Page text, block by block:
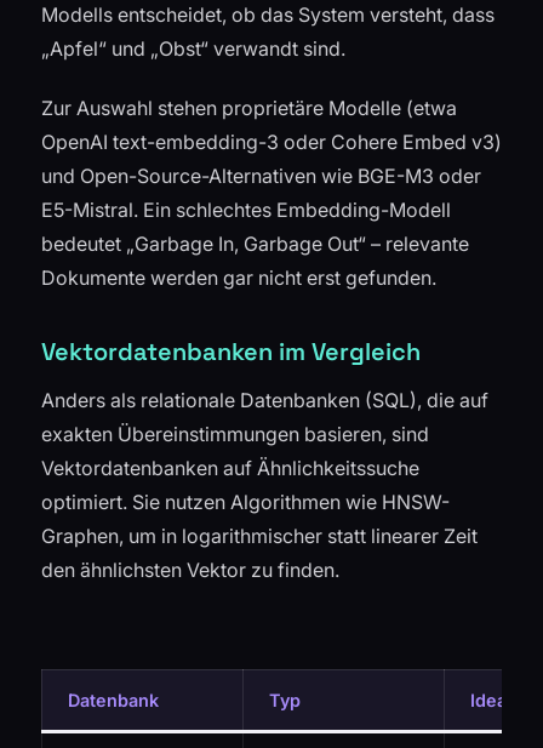
Modells entscheidet, ob das System versteht, dass
„Apfel“ und „Obst“ verwandt sind.
Zur Auswahl stehen proprietäre Modelle (etwa
OpenAI text-embedding-3 oder Cohere Embed v3)
und Open-Source-Alternativen wie BGE-M3 oder
E5-Mistral. Ein schlechtes Embedding-Modell
bedeutet „Garbage In, Garbage Out“ – relevante
Dokumente werden gar nicht erst gefunden.
Vektordatenbanken im Vergleich
Anders als relationale Datenbanken (SQL), die auf
exakten Übereinstimmungen basieren, sind
Vektordatenbanken auf Ähnlichkeitssuche
optimiert. Sie nutzen Algorithmen wie HNSW-
Graphen, um in logarithmischer statt linearer Zeit
den ähnlichsten Vektor zu finden.
Datenbank Typ Ideal für